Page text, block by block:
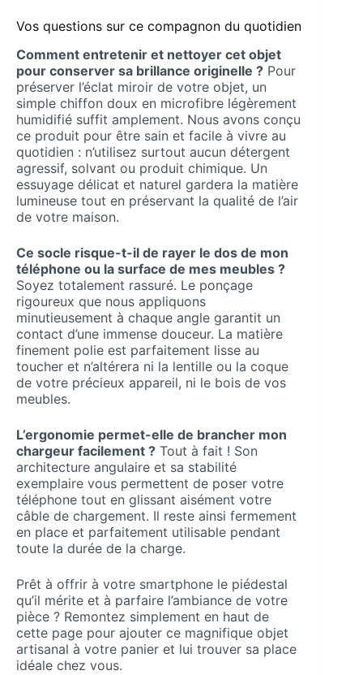
Vos questions sur ce compagnon du quotidien
Comment entretenir et nettoyer cet objet
pour conserver sa brillance originelle ? Pour
préserver l’éclat miroir de votre objet, un
simple chiffon doux en microfibre légèrement
humidifié suffit amplement. Nous avons conçu
ce produit pour être sain et facile à vivre au
quotidien : n’utilisez surtout aucun détergent
agressif, solvant ou produit chimique. Un
essuyage délicat et naturel gardera la matière
lumineuse tout en préservant la qualité de l’air
de votre maison.
Ce socle risque-t-il de rayer le dos de mon
téléphone ou la surface de mes meubles ?
Soyez totalement rassuré. Le ponçage
rigoureux que nous appliquons
minutieusement à chaque angle garantit un
contact d’une immense douceur. La matière
finement polie est parfaitement lisse au
toucher et n’altérera ni la lentille ou la coque
de votre précieux appareil, ni le bois de vos
meubles.
L’ergonomie permet-elle de brancher mon
chargeur facilement ? Tout à fait ! Son
architecture angulaire et sa stabilité
exemplaire vous permettent de poser votre
téléphone tout en glissant aisément votre
câble de chargement. Il reste ainsi fermement
en place et parfaitement utilisable pendant
toute la durée de la charge.
Prêt à offrir à votre smartphone le piédestal
qu’il mérite et à parfaire l’ambiance de votre
pièce ? Remontez simplement en haut de
cette page pour ajouter ce magnifique objet
artisanal à votre panier et lui trouver sa place
idéale chez vous.